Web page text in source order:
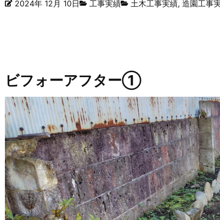
2024年 12月 10日 工事実績 土木工事実績, 造園工事
ビフォーアフター①